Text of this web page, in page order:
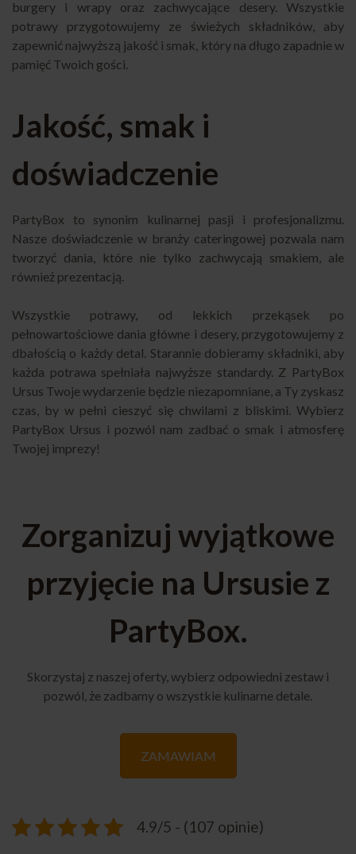
burgery i wrapy oraz zachwycające desery. Wszystkie
potrawy przygotowujemy ze świeżych składników, aby
zapewnić najwyższą jakość i smak, który na długo zapadnie w
pamięć Twoich gości.
Jakość, smak i
doświadczenie
PartyBox to synonim kulinarnej pasji i profesjonalizmu.
Nasze doświadczenie w branży cateringowej pozwala nam
tworzyć dania, które nie tylko zachwycają smakiem, ale
również prezentacją.
Wszystkie potrawy, od lekkich przekąsek po
pełnowartościowe dania główne i desery, przygotowujemy z
dbałością o każdy detal. Starannie dobieramy składniki, aby
każda potrawa spełniała najwyższe standardy. Z PartyBox
Ursus Twoje wydarzenie będzie niezapomniane, a Ty zyskasz
czas, by w pełni cieszyć się chwilami z bliskimi. Wybierz
PartyBox Ursus i pozwól nam zadbać o smak i atmosferę
Twojej imprezy!
Zorganizuj wyjątkowe
przyjęcie na Ursusie z
PartyBox.
Skorzystaj z naszej oferty, wybierz odpowiedni zestaw i
pozwól, że zadbamy o wszystkie kulinarne detale.
ZAMAWIAM
4.9/5 - (107 opinie)